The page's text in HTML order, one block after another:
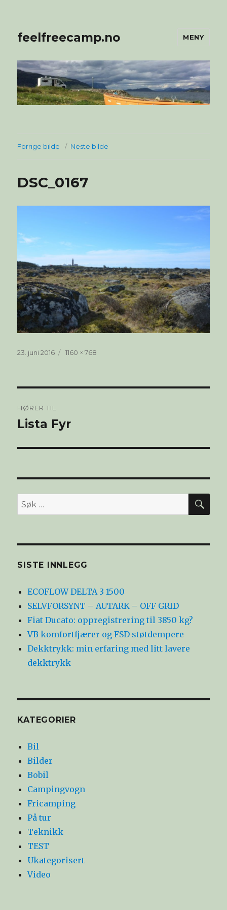
feelfreecamp.no MENY
Forrige bilde Neste bilde
DSC_0167
Publisert
23. juni 2016
Full
1160 × 768
HØRER TIL
Lista Fyr
Søk
etter:
SISTE INNLEGG
ECOFLOW DELTA 3 1500
SELVFORSYNT – AUTARK – OFF GRID
Fiat Ducato: oppregistrering til 3850 kg?
VB komfortfjærer og FSD støtdempere
Dekktrykk: min erfaring med litt lavere
dekktrykk
KATEGORIER
Bil
Bilder
Bobil
Campingvogn
Fricamping
På tur
Teknikk
TEST
Ukategorisert
Video